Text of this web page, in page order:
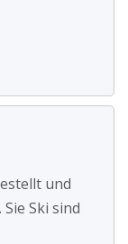
und
Ski sind